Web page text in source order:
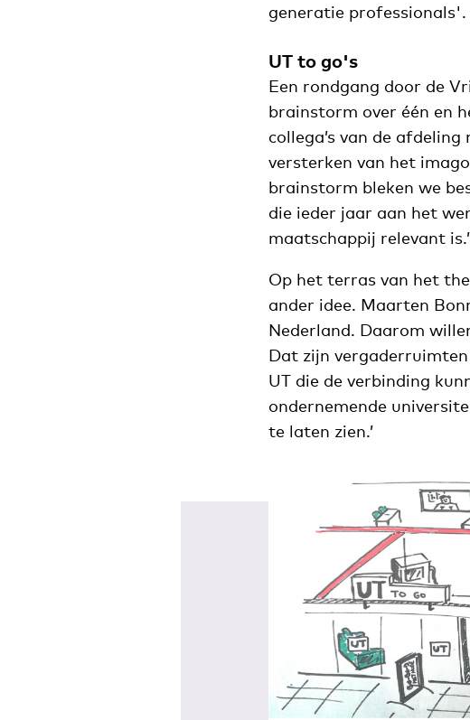
generatie professionals'.
UT to go's
Een rondgang door de
brainstorm over één en
collega’s van de
versterken van het
brainstorm bleken we
die ieder jaar aan het
maatschappij relevant is.’
Op het terras van het
ander idee. Maarten
Nederland. Daarom
Dat zijn
UT die de verbinding
ondernemende
te laten zien.’